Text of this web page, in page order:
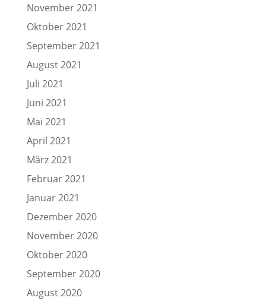
November 2021
Oktober 2021
September 2021
August 2021
Juli 2021
Juni 2021
Mai 2021
April 2021
März 2021
Februar 2021
Januar 2021
Dezember 2020
November 2020
Oktober 2020
September 2020
August 2020